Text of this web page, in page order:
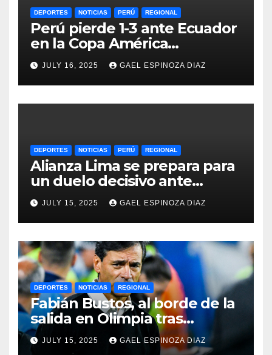
DEPORTES NOTICIAS PERÚ REGIONAL
Perú pierde 1-3 ante Ecuador
en la Copa América
Femenina y lidera el Grupo A
JULY 16, 2025 GAEL ESPINOZA DIAZ
DEPORTES NOTICIAS PERÚ REGIONAL
Alianza Lima se prepara para
un duelo decisivo ante
Gremio por la Sudamericana
2025
JULY 15, 2025 GAEL ESPINOZA DIAZ
DEPORTES NOTICIAS REGIONAL
Fabián Bustos, al borde de la
salida en Olimpia tras
dolorosa derrota en
Paraguay
JULY 15, 2025 GAEL ESPINOZA DIAZ